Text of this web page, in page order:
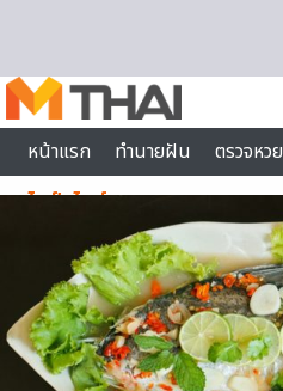
หน้าแรก
ทำนายฝัน ตรวจหวย
ไลฟ์สไตล์